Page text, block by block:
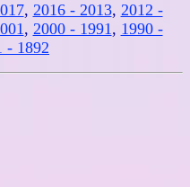
, 2016 - 2013, 2012 -
, 2000 - 1991, 1990 -
- 1892